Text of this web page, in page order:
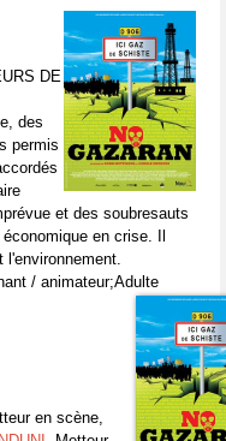
DE
des
permis
et des soubresauts
en crise. Il
l'environnement.
/ animateur;Adulte
en scène,